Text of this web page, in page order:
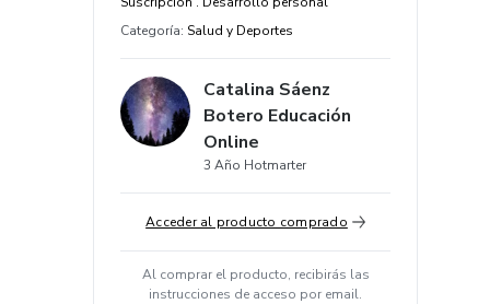
Categoría: Salud y Deportes
Catalina Sáenz
Botero Educación
Online
3 Año Hotmarter
Acceder al producto comprado
Al comprar el producto, recibirás las
instrucciones de acceso por email.